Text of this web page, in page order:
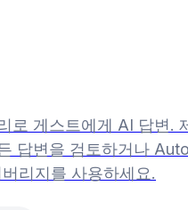
로 게스트에게 AI 답변.
답변을 검토하거나
리지를 사용하세요.